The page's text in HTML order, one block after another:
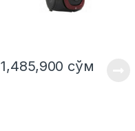
1,485,900 сўм